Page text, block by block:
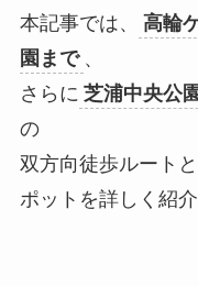
本記事では、
高輪
園まで 、
さらに 芝浦中央公
の
双方向徒歩ルート
ポットを詳しく紹介